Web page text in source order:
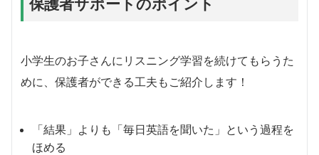
小学生のお子さんにリスニング学習を続けてもらうた
めに、保護者ができる工夫もご紹介します！
「結果」よりも「毎日英語を聞いた」という過程を
ほめる